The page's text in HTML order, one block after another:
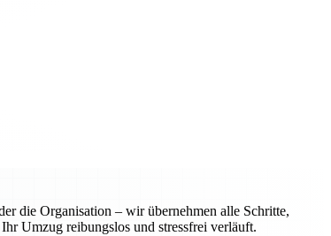
die Organisation – wir übernehmen alle Schritte,
Umzug reibungslos und stressfrei verläuft.